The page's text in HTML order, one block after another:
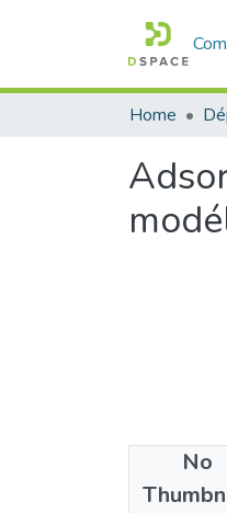
Home
No